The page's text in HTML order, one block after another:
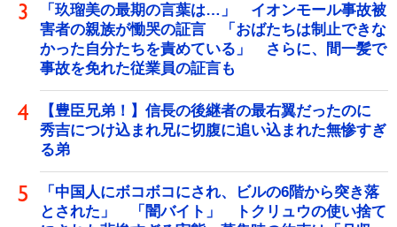
「玖瑠美の最期の言葉は…」 イオンモール事故被
害者の親族が慟哭の証言 「おばたちは制止できな
かった自分たちを責めている」 さらに、間一髪で
事故を免れた従業員の証言も
【豊臣兄弟！】信長の後継者の最右翼だったのに
秀吉につけ込まれ兄に切腹に追い込まれた無惨すぎ
る弟
「中国人にボコボコにされ、ビルの6階から突き落
とされた」 「闇バイト」 トクリュウの使い捨て